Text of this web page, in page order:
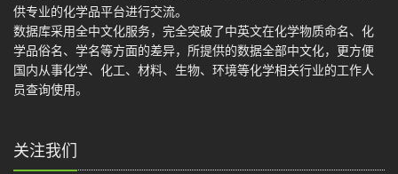
供专业的化学品平台进行交流。
数据库采用全中文化服务，完全突破了中英文在化学物质命名、化
学品俗名、学名等方面的差异，所提供的数据全部中文化，更方便
国内从事化学、化工、材料、生物、环境等化学相关行业的工作人
员查询使用。
关注我们